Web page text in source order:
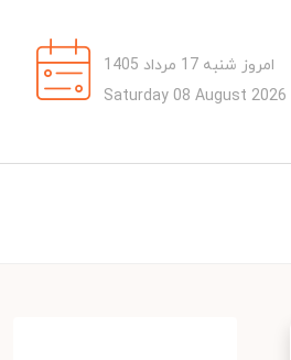
امروز شنبه 17 مرداد 1405
Saturday 08 August 2026